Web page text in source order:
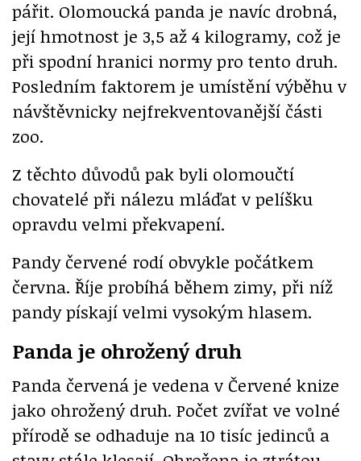
pářit. Olomoucká panda je navíc drobná,
její hmotnost je 3,5 až 4 kilogramy, což je
při spodní hranici normy pro tento druh.
Posledním faktorem je umístění výběhu v
návštěvnicky nejfrekventovanější části
zoo.
Z těchto důvodů pak byli olomoučtí
chovatelé při nálezu mláďat v pelíšku
opravdu velmi překvapení.
Pandy červené rodí obvykle počátkem
června. Říje probíhá během zimy, při níž
pandy pískají velmi vysokým hlasem.
Panda je ohrožený druh
Panda červená je vedena v Červené knize
jako ohrožený druh. Počet zvířat ve volné
přírodě se odhaduje na 10 tisíc jedinců a